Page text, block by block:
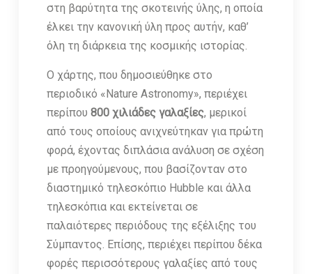
στη βαρύτητα της σκοτεινής ύλης, η οποία
έλκει την κανονική ύλη προς αυτήν, καθ’
όλη τη διάρκεια της κοσμικής ιστορίας.
Ο χάρτης, που δημοσιεύθηκε στο
περιοδικό «Nature Astronomy», περιέχει
περίπου 800 χιλιάδες γαλαξίες, μερικοί
από τους οποίους ανιχνεύτηκαν για πρώτη
φορά, έχοντας διπλάσια ανάλυση σε σχέση
με προηγούμενους, που βασίζονταν στο
διαστημικό τηλεσκόπιο Hubble και άλλα
τηλεσκόπια και εκτείνεται σε
παλαιότερες περιόδους της εξέλιξης του
Σύμπαντος. Επίσης, περιέχει περίπου δέκα
φορές περισσότερους γαλαξίες από τους